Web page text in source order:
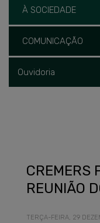
À SOCIEDADE
COMUNICAÇÃO
Ouvidoria
CREMERS
REUNIÃO
TERÇA-FEIRA, 29